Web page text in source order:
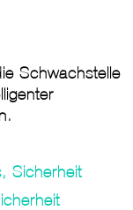
Schwachstelle
, Sicherheit